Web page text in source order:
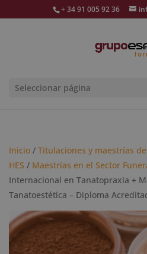
+ 34 91 005 92 36
Seleccionar página
Inicio / Titulaciones y maestrías
HES / Maestrías en el Sector
Internacional en Tanatopraxia +
Tanatoestética – Diploma